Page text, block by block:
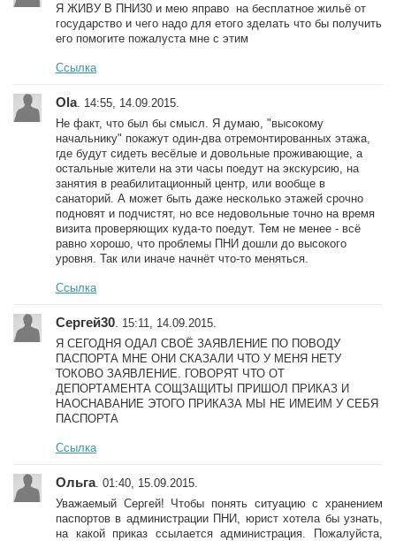
Я ЖИВУ В ПНИ30 и мею яправо на бесплатное жильё от
государство и чего надо для етого зделать что бы получить
его помогите пожалуста мне с этим
Ссылка
Ola. 14:55, 14.09.2015.
Не факт, что был бы смысл. Я думаю, "высокому
начальнику" покажут один-два отремонтированных этажа,
где будут сидеть весёлые и довольные проживающие, а
остальные жители на эти часы поедут на экскурсию, на
занятия в реабилитационный центр, или вообще в
санаторий. А может быть даже несколько этажей срочно
подновят и подчистят, но все недовольные точно на время
визита проверяющих куда-то поедут. Тем не менее - всё
равно хорошо, что проблемы ПНИ дошли до высокого
уровня. Так или иначе начнёт что-то меняться.
Ссылка
Сергей30 . 15:11, 14.09.2015.
Я СЕГОДНЯ ОДАЛ СВОЁ ЗАЯВЛЕНИЕ ПО ПОВОДУ
ПАСПОРТА МНЕ ОНИ СКАЗАЛИ ЧТО У МЕНЯ НЕТУ
ТОКОВО ЗАЯВЛЕНИЕ. ГОВОРЯТ ЧТО ОТ
ДЕПОРТАМЕНТА СОЩЗАЩИТЫ ПРИШОЛ ПРИКАЗ И
НАОСНАВАНИЕ ЭТОГО ПРИКАЗА МЫ НЕ ИМЕИМ У СЕБЯ
ПАСПОРТА
Ссылка
Ольга. 01:40, 15.09.2015.
Уважаемый Сергей! Чтобы понять ситуацию с хранением
паспортов в администрации ПНИ, юрист хотела бы узнать,
на какой приказ ссылается администрация. Пожалуйста,